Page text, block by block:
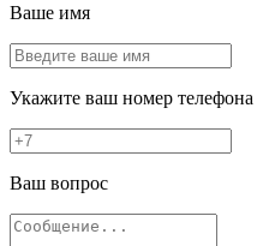
Ваше имя
Укажите ваш номер телефона
Ваш вопрос